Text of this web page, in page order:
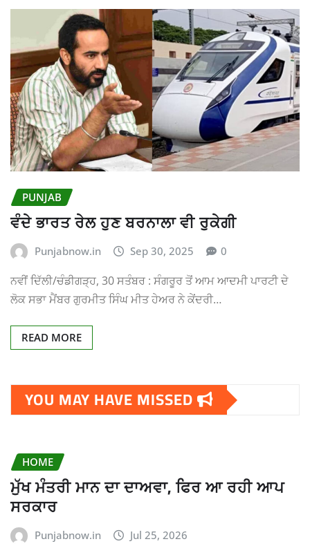
PUNJAB
ਵੰਦੇ ਭਾਰਤ ਰੇਲ ਹੁਣ ਬਰਨਾਲਾ ਵੀ ਰੁਕੇਗੀ
Punjabnow.in Sep 30, 2025 0
ਨਵੀਂ ਦਿੱਲੀ/ਚੰਡੀਗੜ੍ਹ, 30 ਸਤੰਬਰ : ਸੰਗਰੂਰ ਤੋਂ ਆਮ ਆਦਮੀ ਪਾਰਟੀ ਦੇ
ਲੋਕ ਸਭਾ ਮੈਂਬਰ ਗੁਰਮੀਤ ਸਿੰਘ ਮੀਤ ਹੇਅਰ ਨੇ ਕੇਂਦਰੀ…
READ MORE
YOU MAY HAVE MISSED
HOME
ਮੁੱਖ ਮੰਤਰੀ ਮਾਨ ਦਾ ਦਾਅਵਾ, ਫਿਰ ਆ ਰਹੀ ਆਪ
ਸਰਕਾਰ
Punjabnow.in Jul 25, 2026